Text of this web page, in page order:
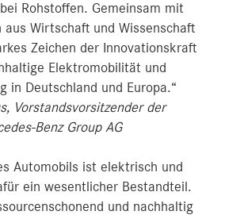
Rohstoffen. Gemeinsam mit
aus Wirtschaft und Wissenschaft
Zeichen der Innovationskraft
Elektromobilität und
in Deutschland und Europa.“
Vorstandsvorsitzender der
Benz Group AG
Automobils ist elektrisch und
ein wesentlicher Bestandteil.
und nachhaltig